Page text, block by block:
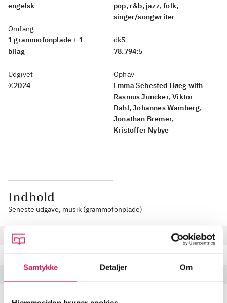
Samtykke Detaljer Om
engelsk
Omfang
1 grammofonplade + 1
bilag
Udgivet
℗2024
pop, r&b, jazz, folk,
singer/songwriter
dk5
78.794:5
Ophav
Emma Sehested Høeg with
Rasmus Juncker, Viktor
Dahl, Johannes Wamberg,
Jonathan Bremer,
Kristoffer Nybye
Indhold
Seneste udgave, musik (grammofonplade)
Balance With You 4:00 min